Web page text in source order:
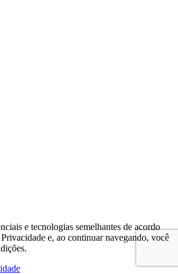
e tecnologias semelhantes de acordo
e, ao continuar navegando, você